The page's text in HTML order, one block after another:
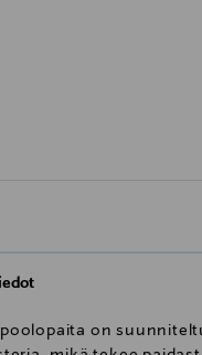
poolopaita on